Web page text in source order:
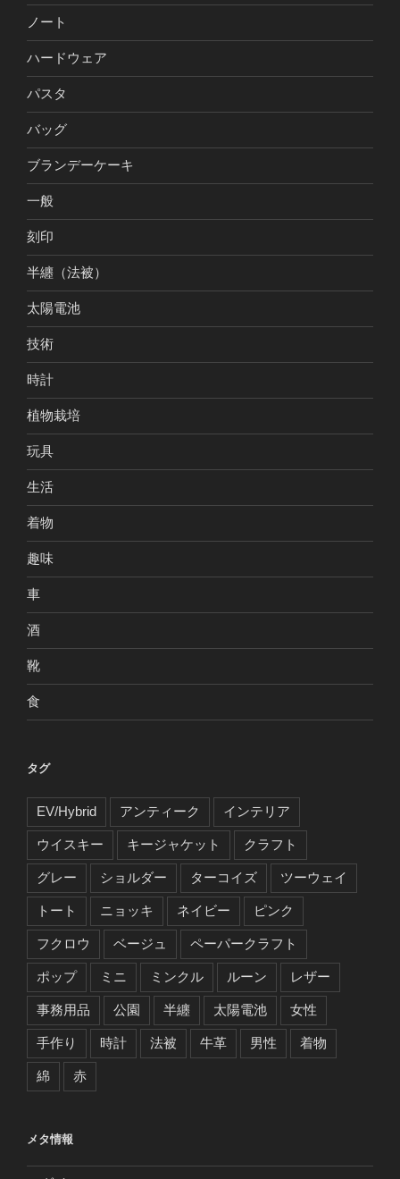
ノート
ハードウェア
パスタ
バッグ
ブランデーケーキ
一般
刻印
半纏（法被）
太陽電池
技術
時計
植物栽培
玩具
生活
着物
趣味
車
酒
靴
食
タグ
EV/Hybrid アンティーク インテリア
ウイスキー キージャケット クラフト
グレー ショルダー ターコイズ ツーウェイ
トート ニョッキ ネイビー ピンク
フクロウ ベージュ ペーパークラフト
ポップ ミニ ミンクル ルーン レザー
事務用品 公園 半纏 太陽電池 女性
手作り 時計 法被 牛革 男性 着物
綿 赤
メタ情報